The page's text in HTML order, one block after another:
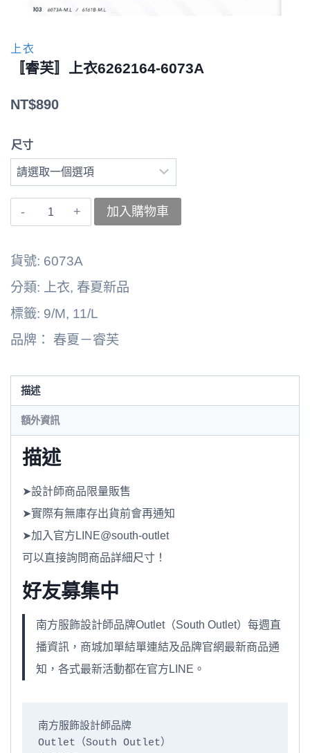
上衣
〚睿芙〛上衣6262164-6073A
NT$890
尺寸
〚睿
6262164-
6073A
數
加入購物車
貨號: 6073A
分類:
上衣, 春夏新品
標籤: 9/M, 11/L
品牌： 春夏－睿芙
描述
額外資訊
描述
➤設計師商品限量販售
➤實際有無庫存出貨前會再通知
➤加入官方LINE@south-outlet
可以直接詢問商品詳細尺寸！
好友募集中
南方服飾設計師品牌Outlet（South Outlet）每週直
播資訊，商城加單結單連結及品牌官網最新商品通
知，各式最新活動都在官方LINE。
南方服飾設計師品牌
Outlet（South Outlet）